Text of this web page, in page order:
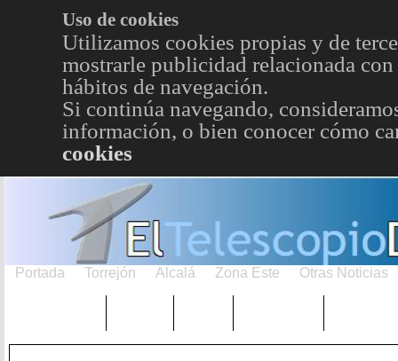
Uso de cookies
Utilizamos cookies propias y de
mostrarle publicidad relacionada
hábitos de navegación.
Si continúa navegando,
información, o bien conocer cómo
cookies
Portada Torrejón Alcalá Zona Este Otras Noticias